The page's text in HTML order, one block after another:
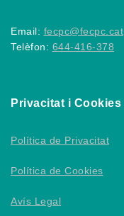
Email: fecpc@fecpc.cat
Telèfon: 644-416-378
Privacitat i Cookies
Política de Privacitat
Política de Cookies
Avís Legal